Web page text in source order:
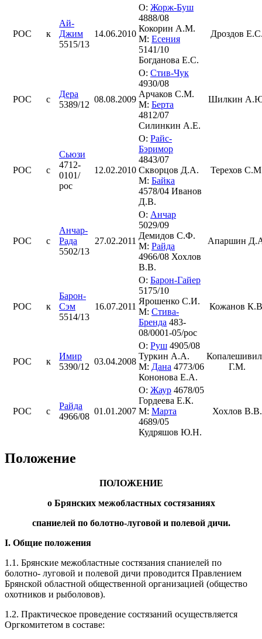
РОС к
Ай-
Джим
5515/13
14.06.2010
О: Жорж-Буш
4888/08
Кокорин А.М.
М: Есения
5141/10
Богданова Е.С.
Дроздов
РОС с
Дера
5389/12
08.08.2009
О: Стив-Чук
4930/08
Арчаков С.М.
М: Берта
4812/07
Силинкин А.Е.
Шилкин
РОС с
Сьюзи
4712-
0101/
рос
12.02.2010
О: Райс-
Бэримор
4843/07
Скворцов Д.А.
М: Байка
4578/04 Иванов
Д.В.
Терехов
РОС с
Анчар-
Рада
5502/13
27.02.2011
О: Анчар
5029/09
Демидов С.Ф.
М: Райда
4966/08 Хохлов
В.В.
Апаршин
РОС к
Барон-
Сэм
5514/13
16.07.2011
О: Барон-Гайер
5175/10
Ярошенко С.И.
М: Стива-
Бренда 483-
08/0001-05/рос
Кожанов
РОС к
Имир
5390/12
03.04.2008
О: Руш 4905/08
Туркин А.А.
М: Дана 4773/06
Кононова Е.А.
Г.М.
РОС с
Райда
4966/08
01.01.2007
О: Жаур 4678/05
Гордеева Е.К.
М: Марта
4689/05
Кудряшов Ю.Н.
Хохлов В.В.
Положение
ПОЛОЖЕНИЕ
о Брянских межобластных состязаниях
спаниелей по болотно-луговой и полевой дичи.
I. Общие положения
1.1. Брянские межобластные состязания спаниелей по
болотно- луговой и полевой дичи проводится Правлением
Брянской областной общественной организацией (общество
охотников и рыболовов).
1.2. Практическое проведение состязаний осуществляется
Оргкомитетом в составе: